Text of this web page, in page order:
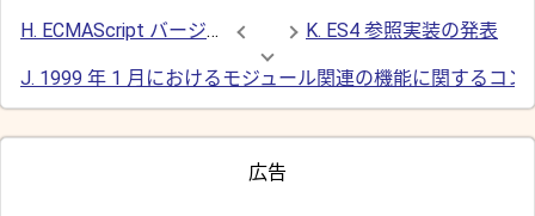
H. ECMAScript バージョン 2 に向けて最初に提案された新機能リスト
K. ES4 参照実装の発表
J. 1999 年 1 月におけるモジュール関連の機能に関するコン
広告